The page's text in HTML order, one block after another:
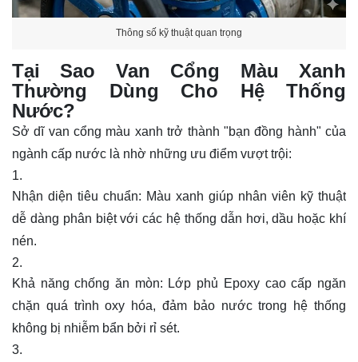
Thông số kỹ thuật quan trọng
Tại Sao Van Cổng Màu Xanh
Thường Dùng Cho Hệ Thống
Nước?
Sở dĩ van cổng màu xanh trở thành "bạn đồng hành" của
ngành cấp nước là nhờ những ưu điểm vượt trội:
Nhận diện tiêu chuẩn: Màu xanh giúp nhân viên kỹ thuật
dễ dàng phân biệt với các hệ thống dẫn hơi, dầu hoặc khí
nén.
Khả năng chống ăn mòn: Lớp phủ Epoxy cao cấp ngăn
chặn quá trình oxy hóa, đảm bảo nước trong hệ thống
không bị nhiễm bẩn bởi rỉ sét.